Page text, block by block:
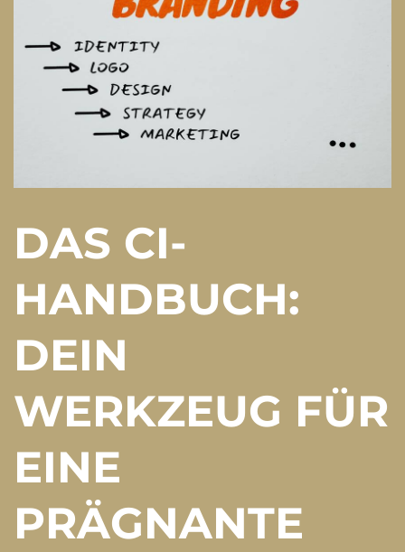
DAS CI-
HANDBUCH:
DEIN
WERKZEUG FÜR
EINE
PRÄGNANTE